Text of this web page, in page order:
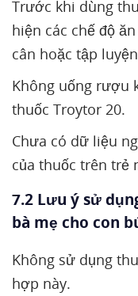
Trước khi dùng
hiện các chế độ
cân hoặc tập
Không uống rượu
thuốc Troytor 20.
Chưa có dữ liệu
của thuốc trên trẻ
7.2 Lưu ý sử
bà mẹ cho con
Không sử dụng
hợp này.